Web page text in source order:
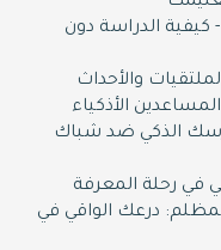
كيفية الدراسة دون
والأحداث
الأذكياء
الذكي ضد شباك
في رحلة المعرفة
درعك الواقي في